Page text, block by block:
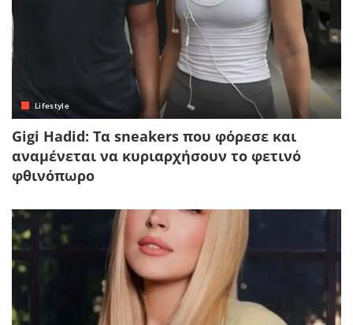
Lifestyle
Gigi Hadid: Τα sneakers που φόρεσε και
αναμένεται να κυριαρχήσουν το φετινό
φθινόπωρο